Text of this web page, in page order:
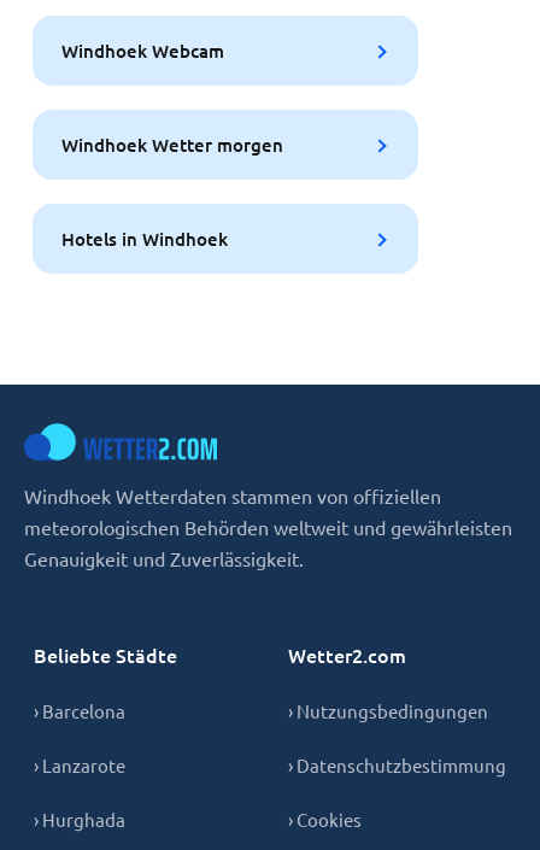
Windhoek Webcam
Windhoek Wetter morgen
Hotels in Windhoek
Windhoek Wetterdaten stammen von offiziellen
meteorologischen Behörden weltweit und gewährleisten
Genauigkeit und Zuverlässigkeit.
Beliebte Städte
› Barcelona
› Lanzarote
› Hurghada
Wetter2.com
› Nutzungsbedingungen
› Datenschutzbestimmung
› Cookies